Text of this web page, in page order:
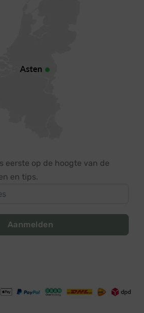
eerste op de hoogte van de
en tips.
Aanmelden